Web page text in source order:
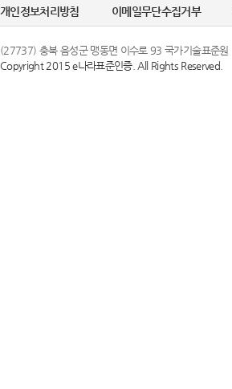
개인정보처리방침 이메일무단수집거부
(27737) 충북 음성군 맹동면 이수로 93 국가기술표준원
Copyright 2015 e나라표준인증. All Rights Reserved.